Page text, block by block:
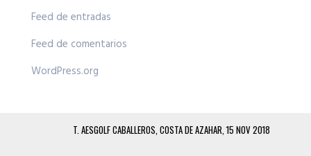
Feed de entradas
Feed de comentarios
WordPress.org
T. AESGOLF CABALLEROS, COSTA DE AZAHAR, 15 NOV 2018